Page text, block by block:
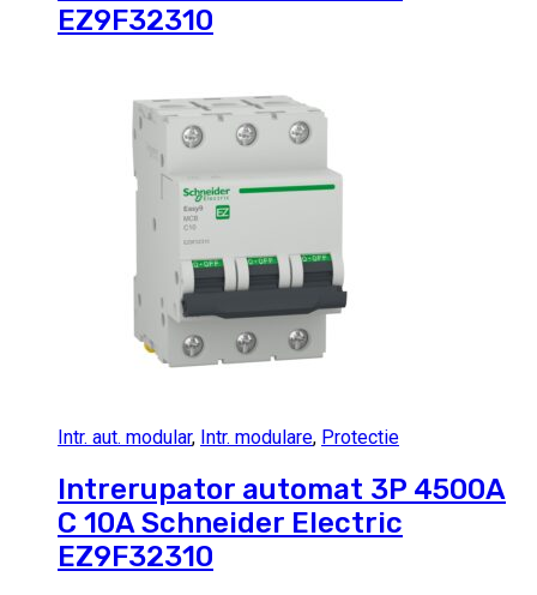
EZ9F32310
Intr. aut. modular, Intr. modulare, Protectie
Intrerupator automat 3P 4500A
C 10A Schneider Electric
EZ9F32310